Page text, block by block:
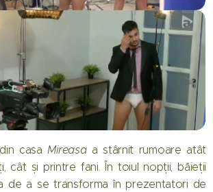
casaMireasaa stârnit rumoare atât
cât și printre fani. În toiul nopții, băieții
de a se transforma în prezentatori de